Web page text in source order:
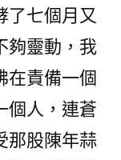
了七個月又
夠靈動，我
在責備一個
個人，連蒼
那股陳年蒜